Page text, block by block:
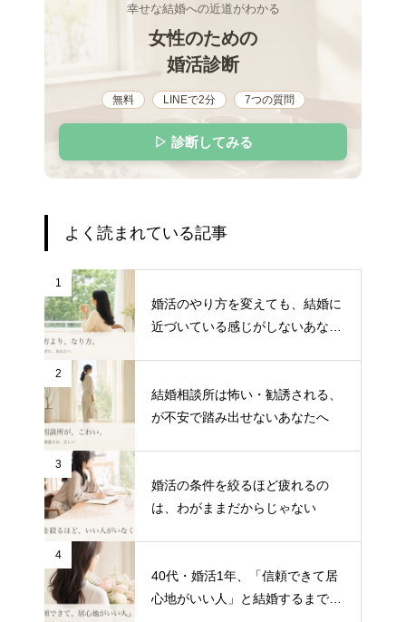
幸せな結婚への近道がわかる
女性のための
婚活診断
無料 LINEで2分 7つの質問
▷ 診断してみる
よく読まれている記事
1
婚活のやり方を変えても、結婚に
近づいている感じがしないあなた
2
結婚相談所は怖い・勧誘される、
が不安で踏み出せないあなたへ
3
婚活の条件を絞るほど疲れるの
は、わがままだからじゃない
4
40代・婚活1年、「信頼できて居
心地がいい人」と結婚するまで｜